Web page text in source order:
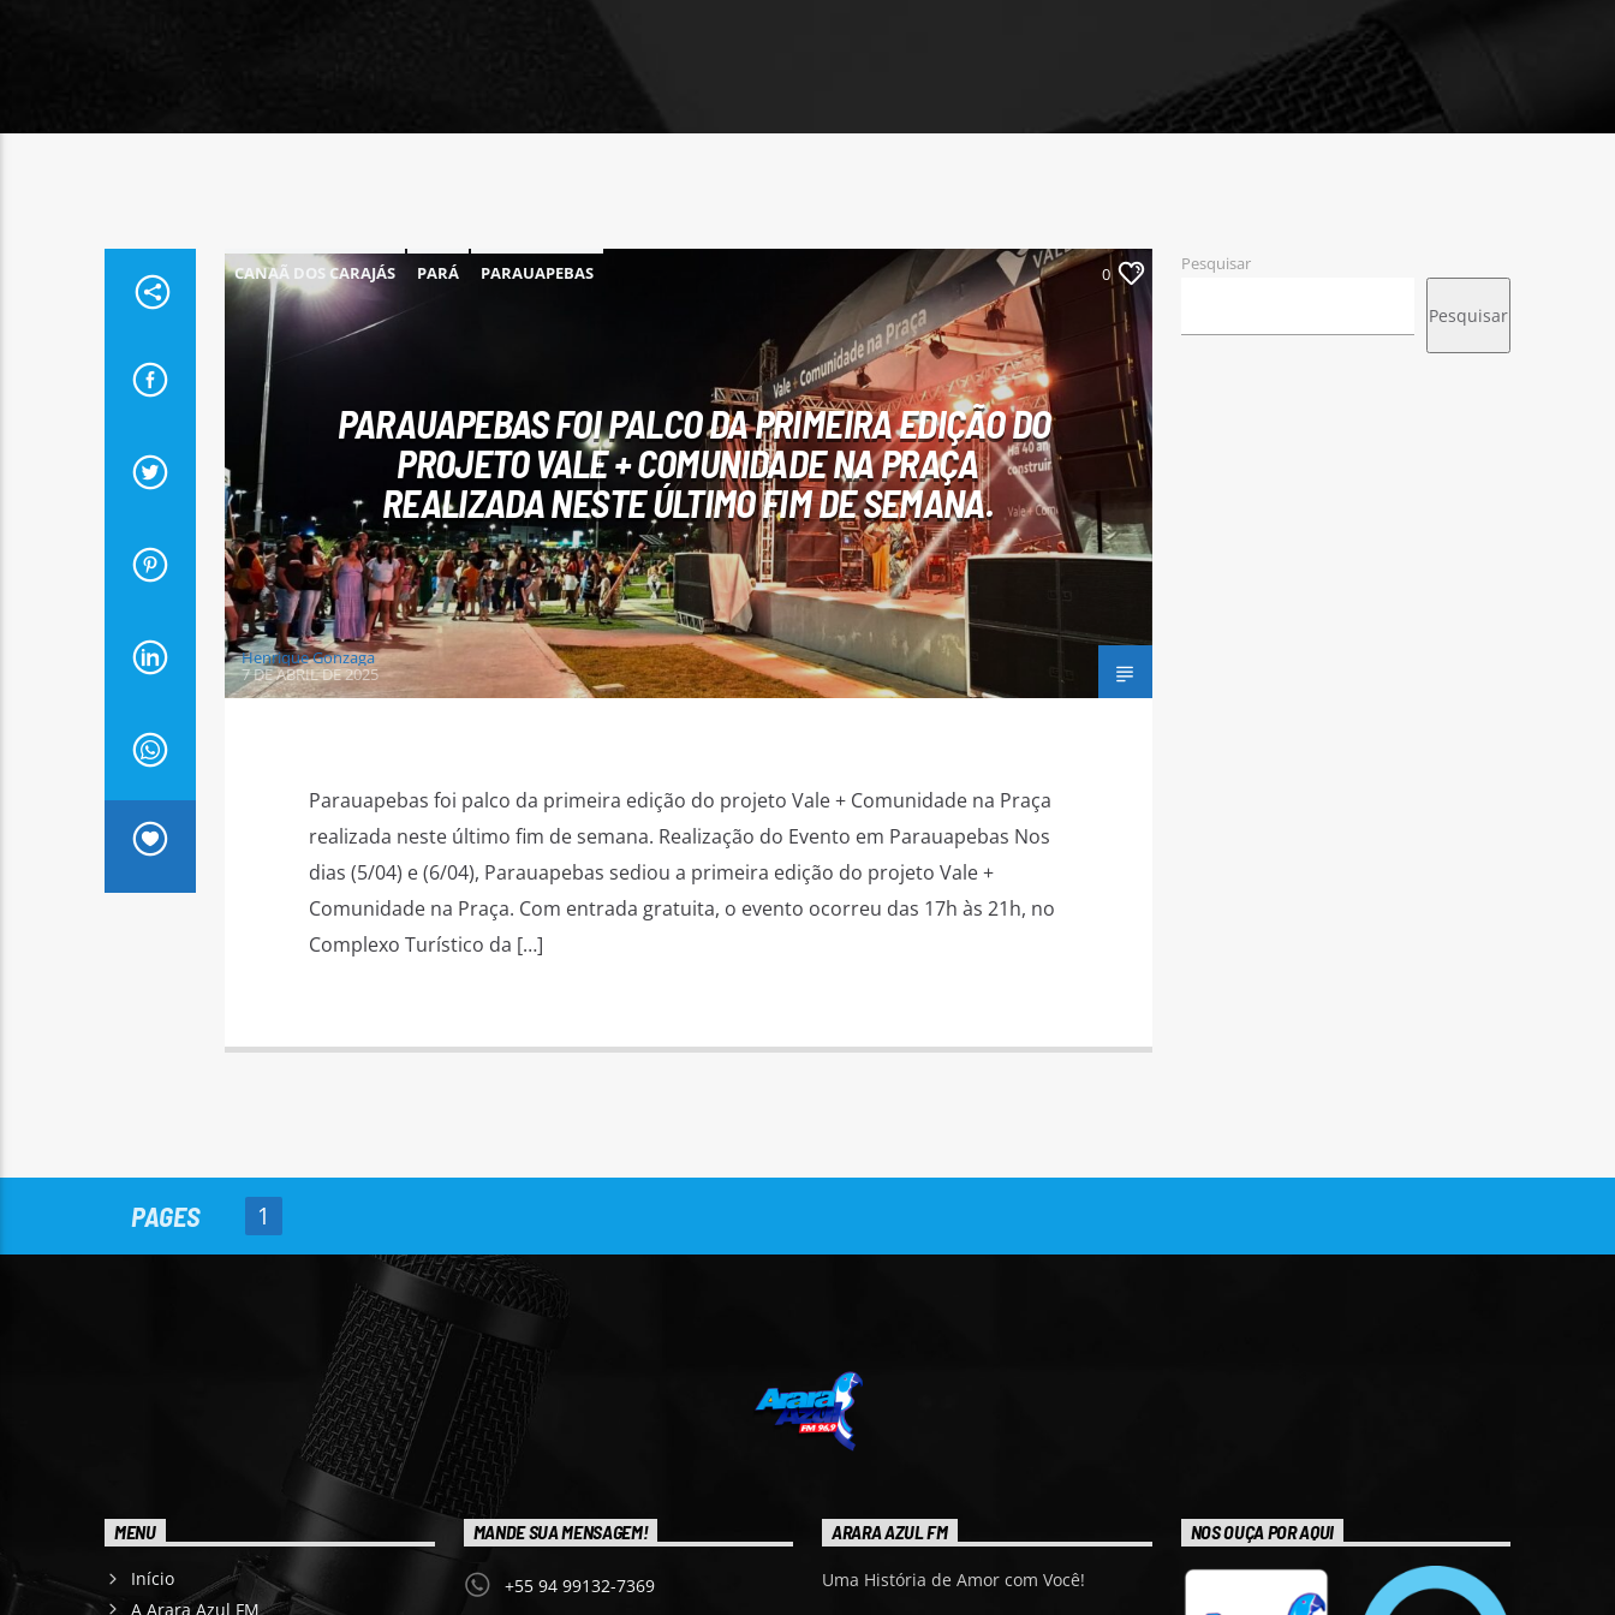
CANAÃ DOS CARAJÁS PARÁ PARAUAPEBAS 0
PARAUAPEBAS FOI PALCO DA PRIMEIRA EDIÇÃO DO
PROJETO VALE + COMUNIDADE NA PRAÇA
REALIZADA NESTE ÚLTIMO FIM DE SEMANA.
Henrique Gonzaga
7 DE ABRIL DE 2025
Parauapebas foi palco da primeira edição do projeto Vale + Comunidade na Praça
realizada neste último fim de semana. Realização do Evento em Parauapebas Nos
dias (5/04) e (6/04), Parauapebas sediou a primeira edição do projeto Vale +
Comunidade na Praça. Com entrada gratuita, o evento ocorreu das 17h às 21h, no
Complexo Turístico da […]
Pesquisar
Pesquisar
PAGES 1
MENU
Início
A Arara Azul FM
MANDE SUA MENSAGEM!
+55 94 99132-7369
ARARA AZUL FM
Uma História de Amor com Você!
NOS OUÇA POR AQUI